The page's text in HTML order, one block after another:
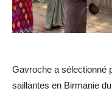
Gavroche a sélectionné
saillantes en Birmanie